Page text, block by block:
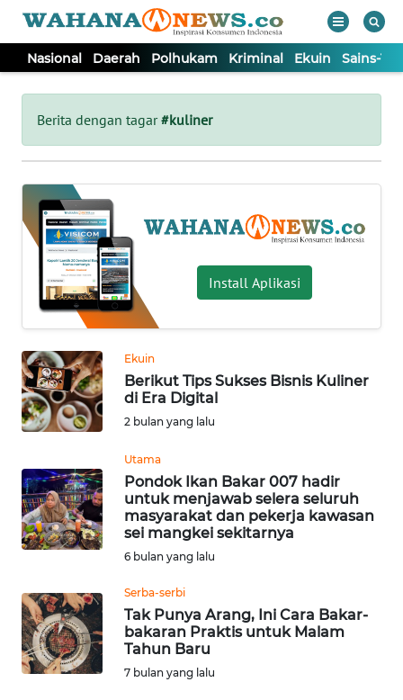
Nasional Daerah Polhukam Kriminal Ekuin Sains-
Berita dengan tagar#kuliner
Install Aplikasi
Ekuin
Berikut Tips Sukses Bisnis Kuliner
di Era Digital
2 bulan yang lalu
Utama
Pondok Ikan Bakar 007 hadir
untuk menjawab selera seluruh
masyarakat dan pekerja kawasan
sei mangkei sekitarnya
6 bulan yang lalu
Serba-serbi
Tak Punya Arang, Ini Cara Bakar-
bakaran Praktis untuk Malam
Tahun Baru
7 bulan yang lalu
Tutup
NASIONAL
DAERAH
POLHUKAM
KRIMINAL
EKUIN
SAINS-TEKNO
INTERNASIONAL
PENDIDIKAN
OLAHRAGA